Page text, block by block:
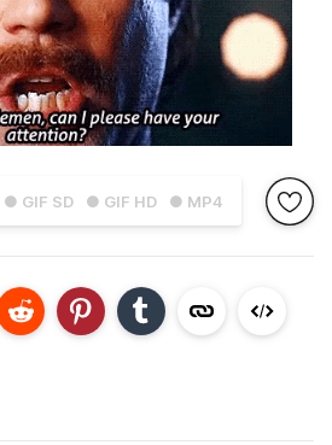
● GIF SD ● GIF HD ● MP4